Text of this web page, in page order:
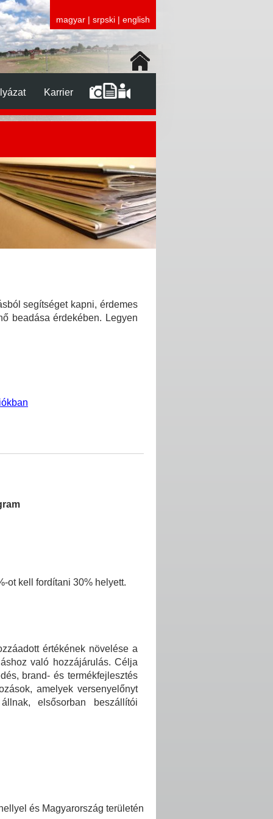
magyar | srpski | english
Karrier
segítséget kapni, érdemes
beadása érdekében. Legyen
ot kell fordítani 30% helyett.
értékének növelése a
való hozzájárulás. Célja
brand- és termékfejlesztés
amelyek versenyelőnyt
elsősorban beszállítói
és Magyarország területén